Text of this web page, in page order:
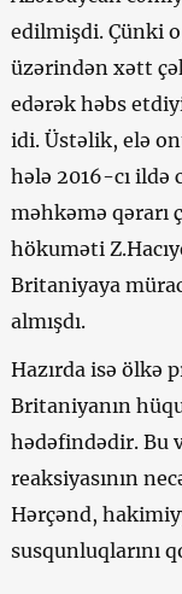
edilmişdi. Çünki
üzərindən xətt
edərək həbs
idi. Üstəlik, elə
hələ 2016-cı ildə
məhkəmə qərarı
hökuməti
Britaniyaya
almışdı.
Hazırda isə ölkə
Britaniyanın
hədəfindədir. Bu
reaksiyasının
Hərçənd,
susqunluqlarını